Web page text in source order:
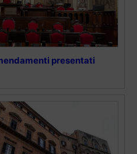
presentati